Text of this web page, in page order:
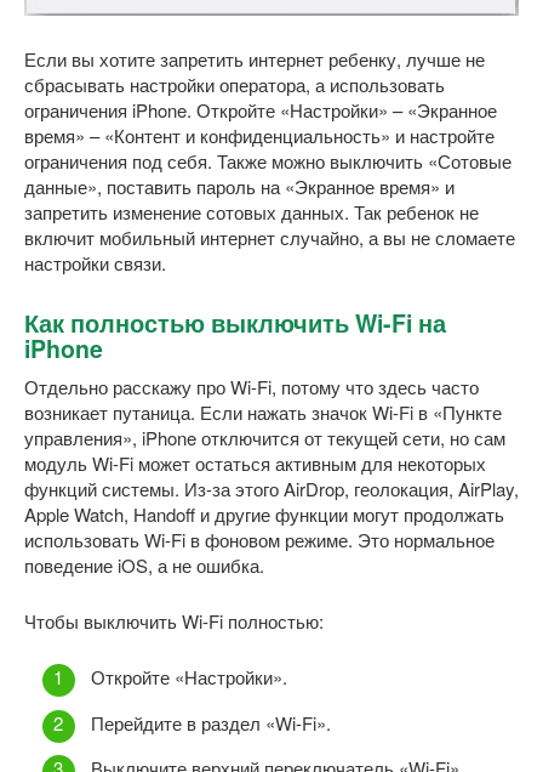
Если вы хотите запретить интернет ребенку, лучше не
сбрасывать настройки оператора, а использовать
ограничения iPhone. Откройте «Настройки» – «Экранное
время» – «Контент и конфиденциальность» и настройте
ограничения под себя. Также можно выключить «Сотовые
данные», поставить пароль на «Экранное время» и
запретить изменение сотовых данных. Так ребенок не
включит мобильный интернет случайно, а вы не сломаете
настройки связи.
Как полностью выключить Wi-Fi на
iPhone
Отдельно расскажу про Wi-Fi, потому что здесь часто
возникает путаница. Если нажать значок Wi-Fi в «Пункте
управления», iPhone отключится от текущей сети, но сам
модуль Wi-Fi может остаться активным для некоторых
функций системы. Из-за этого AirDrop, геолокация, AirPlay,
Apple Watch, Handoff и другие функции могут продолжать
использовать Wi-Fi в фоновом режиме. Это нормальное
поведение iOS, а не ошибка.
Чтобы выключить Wi-Fi полностью:
Откройте «Настройки».
Перейдите в раздел «Wi-Fi».